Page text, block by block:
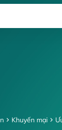
Khuyến mại